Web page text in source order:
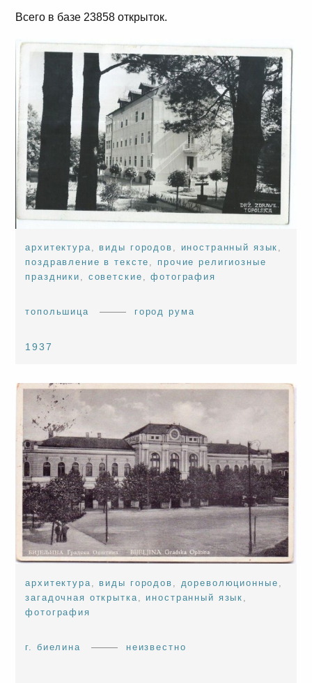
Всего в базе 23858 открыток.
архитектура виды городов иностранный язык
поздравление в тексте
прочие религиозные
праздники
советские ,фотография
топольшица город рума
1937
архитектура виды городов дореволюционные
загадочная открытка
иностранный язык
фотография
г. биелина неизвестно